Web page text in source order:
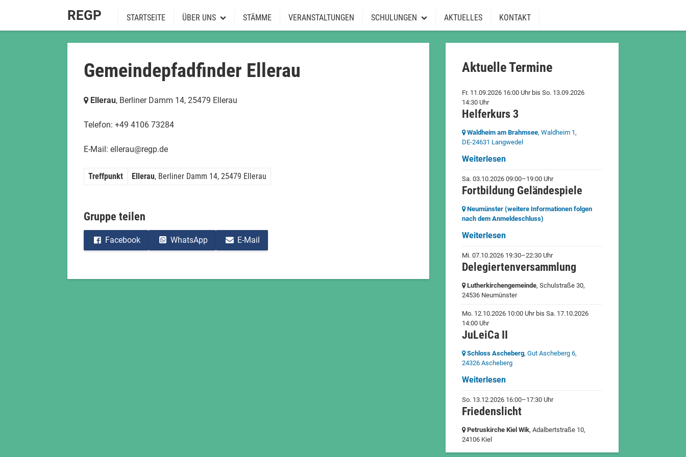
REGP STARTSEITE ÜBER UNS
Über uns
Vorstand
Spendenkonto
STÄMME VERANSTALTUNGEN SCHULUNGEN
Schulungen
AKTUELLES KONTAKT
Gemeindepfadfinder Ellerau
Ellerau, Berliner Damm 14, 25479 Ellerau
Telefon: +49 4106 73284
E-Mail: ellerau@regp.de
Treffpunkt Ellerau, Berliner Damm 14, 25479 Ellerau
Gruppe teilen
Facebook WhatsApp E-Mail
Aktuelle Termine
Fr. 11.09.2026 16:00 Uhr bisSo. 13.09.2026
14:30 Uhr
Helferkurs 3
Waldheim am Brahmsee, Waldheim 1,
DE-24631 Langwedel
Weiterlesen
Sa. 03.10.2026 09:00–19:00 Uhr
Fortbildung Geländespiele
Neumünster (weitere Informationen folgen
nach dem Anmeldeschluss)
Weiterlesen
Mi. 07.10.2026 19:30–22:30 Uhr
Delegiertenversammlung
Lutherkirchengemeinde, Schulstraße 30,
24536 Neumünster
Mo. 12.10.2026 10:00 Uhr bisSa. 17.10.2026
14:00 Uhr
JuLeiCa II
Schloss Ascheberg, Gut Ascheberg 6,
24326 Ascheberg
Weiterlesen
So. 13.12.2026 16:00–17:30 Uhr
Friedenslicht
Petruskirche Kiel Wik, Adalbertstraße 10,
24106 Kiel